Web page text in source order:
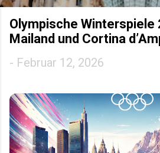
Olympische Winterspiele
Mailand und Cortina
- Februar 12, 2026